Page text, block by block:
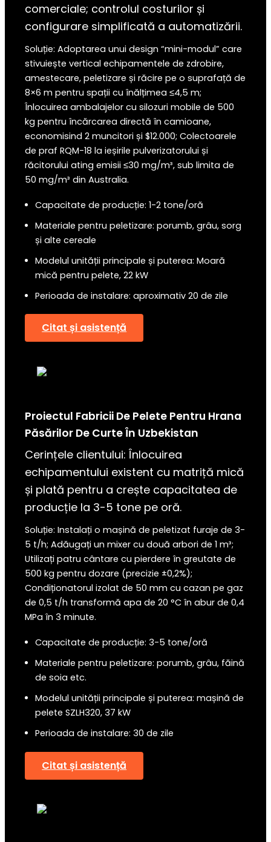
comerciale; controlul costurilor și
configurare simplificată a automatizării.
Soluție: Adoptarea unui design “mini-modul” care
stivuiește vertical echipamentele de zdrobire,
amestecare, peletizare și răcire pe o suprafață de
8×6 m pentru spații cu înălțimea ≤4,5 m;
Înlocuirea ambalajelor cu silozuri mobile de 500
kg pentru încărcarea directă în camioane,
economisind 2 muncitori și $12.000; Colectoarele
de praf RQM-18 la ieșirile pulverizatorului și
răcitorului ating emisii ≤30 mg/m³, sub limita de
50 mg/m³ din Australia.
Capacitate de producție: 1-2 tone/oră
Materiale pentru peletizare: porumb, grâu, sorg
și alte cereale
Modelul unității principale și puterea: Moară
mică pentru pelete, 22 kW
Perioada de instalare: aproximativ 20 de zile
Citat și asistență
Proiectul Fabricii De Pelete Pentru Hrana
Păsărilor De Curte În Uzbekistan
Cerințele clientului: Înlocuirea
echipamentului existent cu matriță mică
și plată pentru a crește capacitatea de
producție la 3-5 tone pe oră.
Soluție: Instalați o mașină de peletizat furaje de 3-
5 t/h; Adăugați un mixer cu două arbori de 1 m³;
Utilizați patru cântare cu pierdere în greutate de
500 kg pentru dozare (precizie ±0,2%);
Condiționatorul izolat de 50 mm cu cazan pe gaz
de 0,5 t/h transformă apa de 20 °C în abur de 0,4
MPa în 3 minute.
Capacitate de producție: 3-5 tone/oră
Materiale pentru peletizare: porumb, grâu, făină
de soia etc.
Modelul unității principale și puterea: mașină de
pelete SZLH320, 37 kW
Perioada de instalare: 30 de zile
Citat și asistență